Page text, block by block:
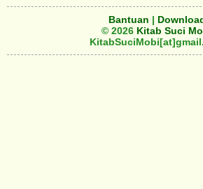
Bantuan |
© 2026 Kitab Suci